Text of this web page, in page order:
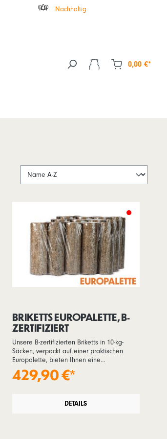
Nachhaltig
0,00 €*
BRIKETTS EUROPALETTE, B-
ZERTIFIZIERT
Unsere B-zertifizierten Briketts in 10-kg-
Säcken, verpackt auf einer praktischen
Europalette, bieten Ihnen eine
kostengünstige und dennoch effiziente
Heizlösung. Ideal für größere Haushalte
platzsparende Lagerung und einen
429,90 €*
DETAILS